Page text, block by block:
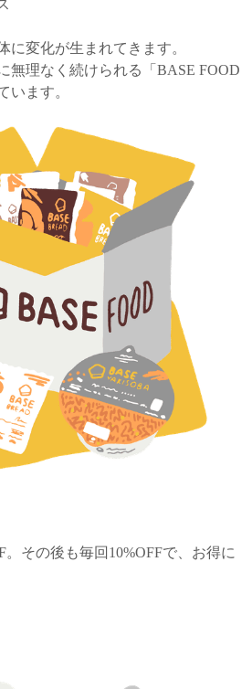
に変化が生まれてきます。
無理なく続けられる「BASE FOOD
います。
。その後も毎回10%OFFで、お得に